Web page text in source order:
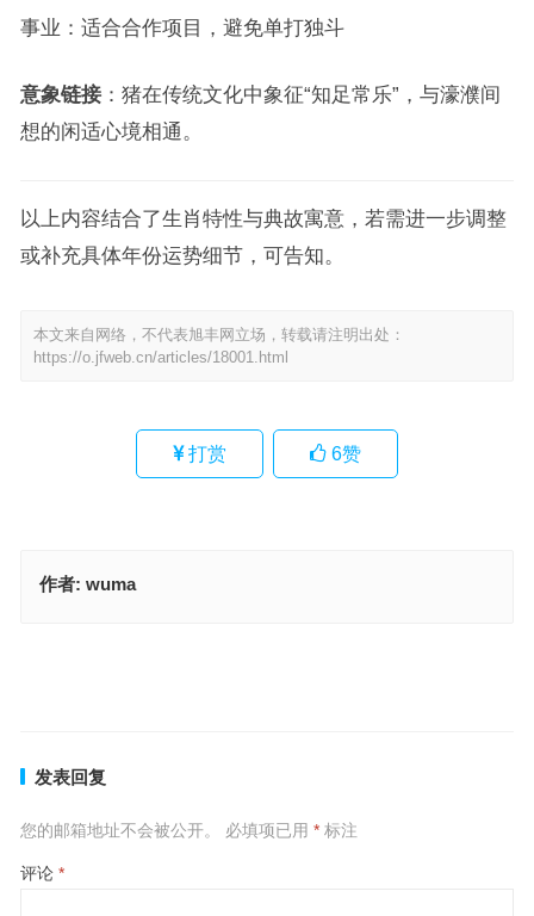
事业：适合合作项目，避免单打独斗
意象链接：猪在传统文化中象征“知足常乐”，与濠濮间
想的闲适心境相通。
以上内容结合了生肖特性与典故寓意，若需进一步调整
或补充具体年份运势细节，可告知。
本文来自网络，不代表旭丰网立场，转载请注明出处：
https://o.jfweb.cn/articles/18001.html
打赏 6赞
作者: wuma
发表回复
您的邮箱地址不会被公开。 必填项已用 *标注
评论 *